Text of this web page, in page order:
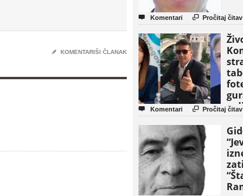
✎ KOMENTARIŠI ČLANAK
 Komentari  Pročitaj
 Komentari  Pročitaj